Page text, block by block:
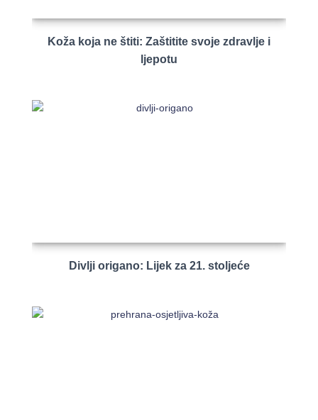
Koža koja ne štiti: Zaštitite svoje zdravlje i
ljepotu
Divlji origano: Lijek za 21. stoljeće